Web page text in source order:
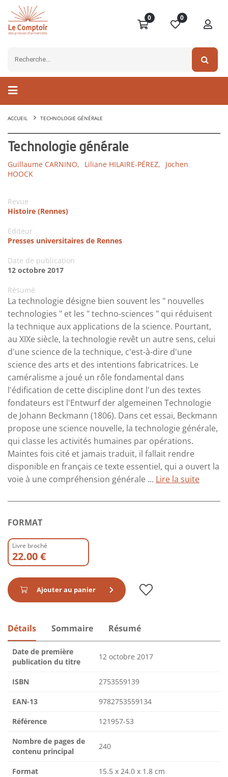
0 0
ACCUEIL TECHNOLOGIE GÉNÉRALE
Technologie générale
Guillaume CARNINO, Liliane HILAIRE-PÉREZ,
Jochen
HOOCK
Revue
Histoire (Rennes)
Editeur
Presses universitaires de Rennes
Date de publication
12 octobre 2017
Résumé
La technologie désigne bien souvent les " nouvelles
technologies " et les " techno-sciences " qui réduisent
la technique aux applications de la science. Pourtant,
au XIXe siècle, la technologie revêt un autre sens, celui
d'une science de la technique, c'est-à-dire d'une
science des arts et des intentions fabricatrices. Le
caméralisme a joué un rôle fondamental dans
l'édification de cette discipline dont l'un des textes
fondateurs est l'Entwurf der algemeinen Technologie
de Johann Beckmann (1806). Dans cet essai, Beckmann
propose une science nouvelle, la technologie générale,
qui classe les activités humaines par opérations.
Maintes fois cité et jamais traduit, il fallait rendre
disponible en français ce texte essentiel, qui a ouvert la
voie à une compréhension générale ... Lire la suite
FORMAT
Livre broché
22.00 €
Ajouter au panier
Détails Sommaire Résumé
Date de première
publication du titre
12 octobre 2017
ISBN 2753559139
EAN-13 9782753559134
Référence 121957-53
Nombre de pages de
contenu principal
240
Format 15.5 x 24.0 x 1.8 cm